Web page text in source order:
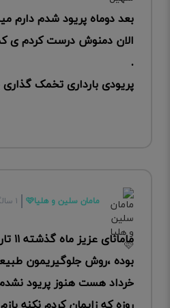
بعد دوماه پریود شدم دارم
الان دمنوش درست کردم ی
.
پریودی بارداری تخمک
مامان سلین و هلیا🩷 ۱ سالگی